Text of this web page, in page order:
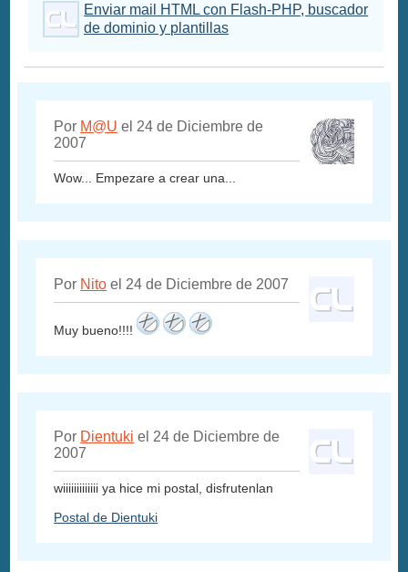
Enviar mail HTML con Flash-PHP, buscador
de dominio y plantillas
Por M@U el 24 de Diciembre de
2007
Wow... Empezare a crear una...
Por Nito el 24 de Diciembre de 2007
Muy bueno!!!!
Por Dientuki el 24 de Diciembre de
2007
wiiiiiiiiiiiii ya hice mi postal, disfrutenlan
Postal de Dientuki